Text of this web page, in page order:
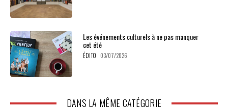
Les événements culturels à ne pas manquer
cet été
ÉDITO 03/07/2026
DANS LA MÊME CATÉGORIE